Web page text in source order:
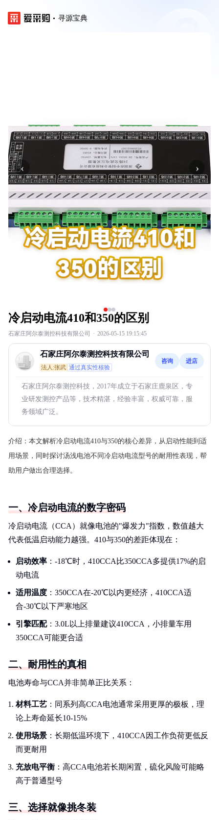
寻源宝典
‹ ›
冷启动电流410和350的区别
石家庄阿尔泰测控科技有限公司 · 2026-05-15 19:15:45
石家庄阿尔泰测控科技有限公司
法人:张武 通过真实性核验
咨询 进店
石家庄阿尔泰测控科技，2017年成立于石家庄鹿泉区，专
业研发测控产品等，技术精湛，经验丰富，权威可靠，服
务领域广泛。
介绍： 本文解析冷启动电流410与350的核心差异，从启动性能到适
用场景，同时探讨汤浅电池不同冷启动电流型号的耐用性表现，帮
助用户做出合理选择。
一、冷启动电流的数字密码
冷启动电流（CCA）就像电池的"爆发力"指数，数值越大
代表低温启动能力越强。410与350的差距体现在：
启动效率 ：-18℃时，410CCA比350CCA多提供17%的启
动电流
适用温度 ：350CCA在-20℃以内更经济，410CCA适
合-30℃以下严寒地区
引擎匹配：3.0L以上排量建议410CCA，小排量车用
350CCA可能更合适
二、耐用性的真相
电池寿命与CCA并非简单正比关系：
材料工艺 ：同系列高CCA电池通常采用更厚的极板，理
论上寿命延长10-15%
使用场景 ：长期低温环境下，410CCA因工作负荷更低反
而更耐用
充放电平衡 ：高CCA电池若长期闲置，硫化风险可能略
高于普通型号
三、选择就像挑冬装